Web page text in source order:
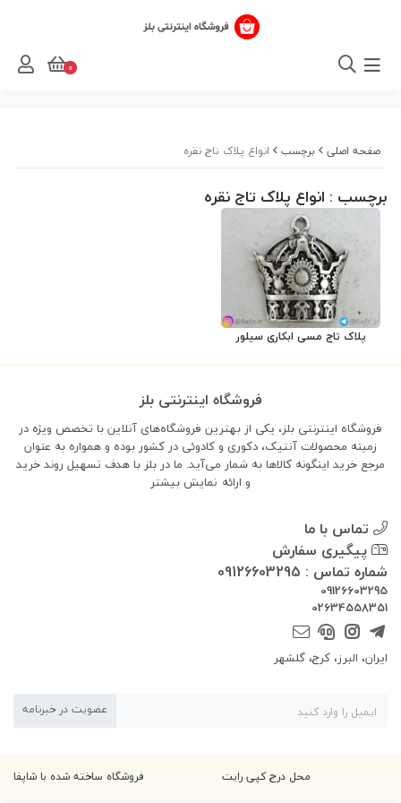
صفحه اصلی برچسب انواع پلاک تاج نقره
برچسب : انواع پلاک تاج نقره
پلاک تاج مسی ابکاری سیلور
فروشگاه اینترنتی بلز
فروشگاه اینترنتی بلز، یکی از بهترین فروشگاه‌های آنلاین با تخصص ویژه در
زمینه محصولات آنتیک، دکوری و کادوئی در کشور بوده و همواره به عنوان
مرجع خرید اینگونه کالاها به شمار می‌آید. ما در بلز با هدف تسهیل روند خرید
و ارائه نمایش بیشتر
تماس با ما
پیگیری سفارش
شماره تماس : 09126603295
09126603295
02634558351
ایران، البرز، کرج، گلشهر
عضویت در خبرنامه
فروشگاه ساخته شده با شاپفا محل درج کپی رایت
0